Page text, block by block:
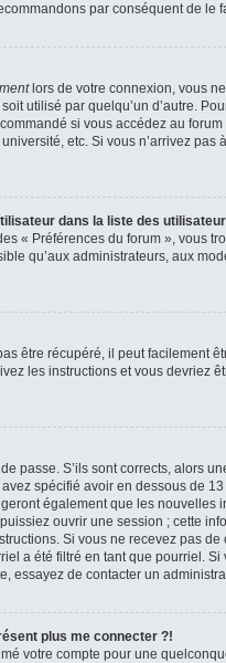
par conséquent de le
lors de votre connexion, vous
utilisé par quelqu’un d’autre.
si vous accédez au
etc. Si vous n’arrivez pas
dans la liste des
« Préférences du forum », vous
qu’aux administrateurs, aux
être récupéré, il peut facilement
les instructions et vous devriez
passe. S’ils sont corrects, alors
spécifié avoir en dessous de
également que les nouvelles
ouvrir une session ; cette
Si vous ne recevez pas
a été filtré en tant que pourriel. Si
essayez de contacter un
plus me connecter ?!
votre compte pour une